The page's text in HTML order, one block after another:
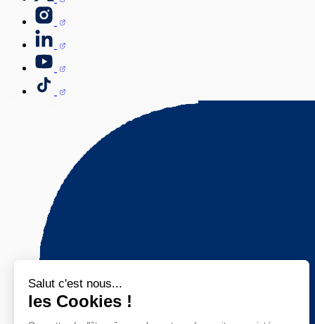
Salut c'est nous...
les Cookies !